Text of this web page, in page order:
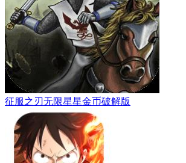
征服之刃无限星星金币破解版